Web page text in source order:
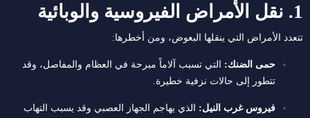
1. نقل الأمراض الفيروسية والوبائية
تتعدد الأمراض التي ينقلها البعوض، ومن أخطرها:
حمى الضنك: التي تسبب آلاماً مبرحة في العظام والمفاصل، وقد
تتطور إلى حالات نزفية خطيرة.
فيروس غرب النيل: الذي يهاجم الجهاز العصبي وقد يسبب التهاب